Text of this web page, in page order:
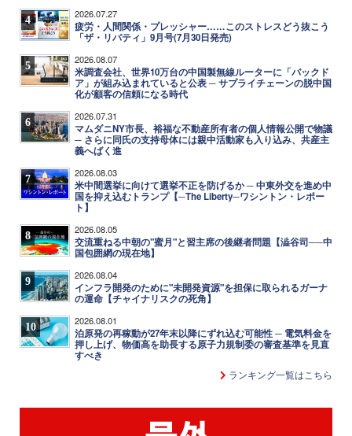
4 2026.07.27
疲労・人間関係・プレッシャー……このストレスどう抜こう
「ザ・リバティ」9月号(7月30日発売)
5 2026.08.07
米調査会社、世界10万台の中国製無線ルーターに「バックド
ア」が組み込まれていると公表 ─ サプライチェーンの脱中国
化が顧客の信頼になる時代
6 2026.07.31
マムダニNY市長、裕福な不動産所有者の個人情報公開で物議
─ さらに同氏の支持母体には親中活動家も入り込み、共産主
義へばく進
7 2026.08.03
米中間選挙に向けて選挙不正を防げるか ─ 中東外交を進め中
国を抑え込むトランプ【─The Liberty─ワシントン・レポー
ト】
8 2026.08.05
交流重ねる中朝の"蜜月"と習主席の後継者問題【澁谷司──中
国包囲網の現在地】
9 2026.08.04
インフラ開発のために"未開発資源"を担保に取られるガーナ
の運命【チャイナリスクの死角】
10 2026.08.01
泊原発の再稼動が27年末以降にずれ込む可能性 ─ 電気料金を
押し上げ、物価高を助長する原子力規制委の審査基準を見直
すべき
ランキング一覧はこちら